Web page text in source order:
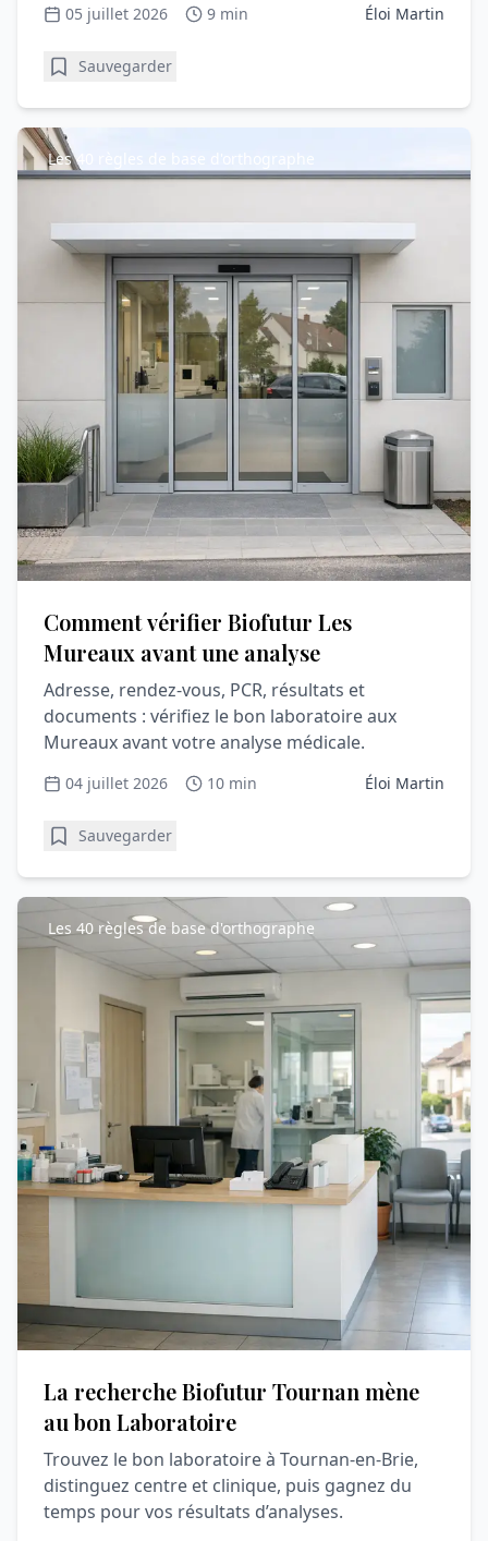
05 juillet 2026 9 min Éloi Martin
Sauvegarder
Les 40 règles de base d'orthographe
Comment vérifier Biofutur Les
Mureaux avant une analyse
Adresse, rendez-vous, PCR, résultats et
documents : vérifiez le bon laboratoire aux
Mureaux avant votre analyse médicale.
04 juillet 2026 10 min Éloi Martin
Sauvegarder
Les 40 règles de base d'orthographe
La recherche Biofutur Tournan mène
au bon Laboratoire
Trouvez le bon laboratoire à Tournan-en-Brie,
distinguez centre et clinique, puis gagnez du
temps pour vos résultats d’analyses.